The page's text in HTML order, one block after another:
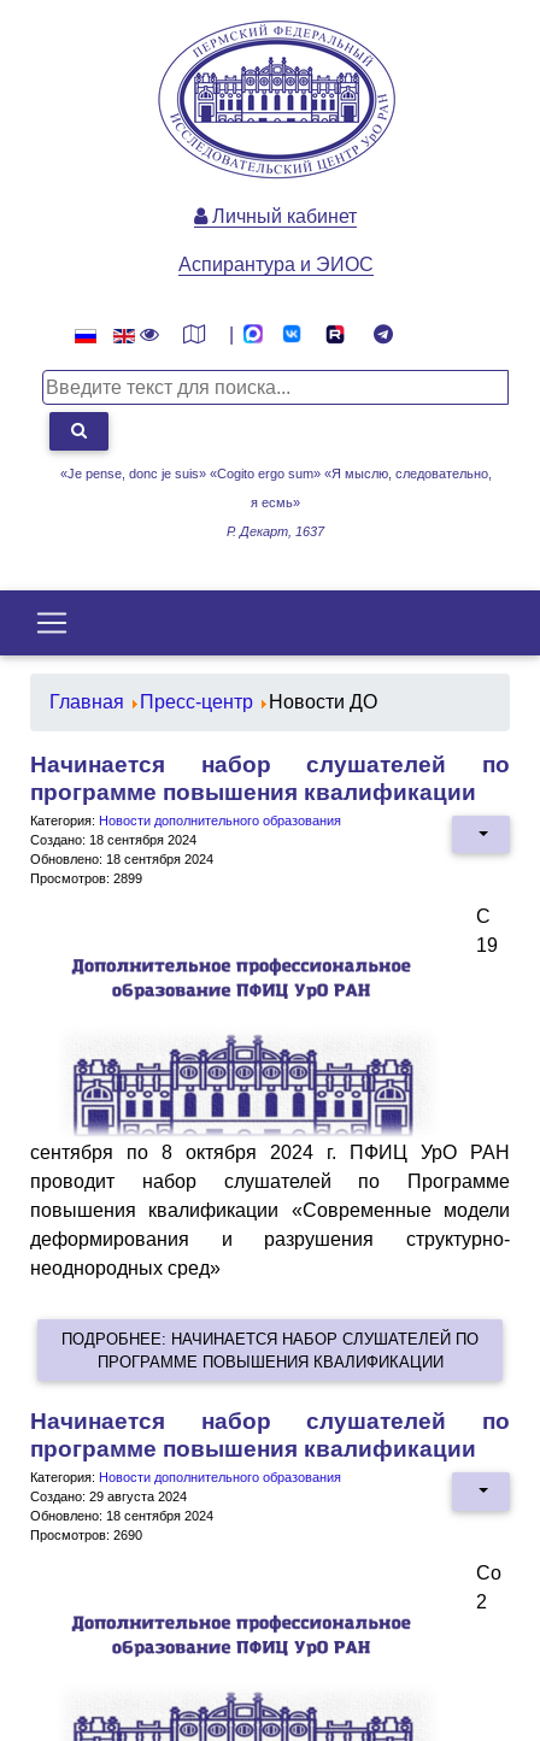
«Je pense, donc je suis» «Cogito ergo sum» «Я мыслю, следовательно,
я есмь»
Р. Декарт, 1637
Личный кабинет
Аспирантура и ЭИОС
Главная Пресс-центр Новости ДО
Начинается набор слушателей по
программе повышения квалификации
Категория: Новости дополнительного образования
Создано: 18 сентября 2024
Обновлено: 18 сентября 2024
Просмотров: 2899
С
19
сентября по 8 октября 2024 г. ПФИЦ УрО РАН
проводит набор слушателей по Программе
повышения квалификации «Современные модели
деформирования и разрушения структурно-
неоднородных сред»
ПОДРОБНЕЕ: НАЧИНАЕТСЯ НАБОР СЛУШАТЕЛЕЙ ПО
ПРОГРАММЕ ПОВЫШЕНИЯ КВАЛИФИКАЦИИ
Начинается набор слушателей по
программе повышения квалификации
Категория: Новости дополнительного образования
Создано: 29 августа 2024
Обновлено: 18 сентября 2024
Просмотров: 2690
Со
2